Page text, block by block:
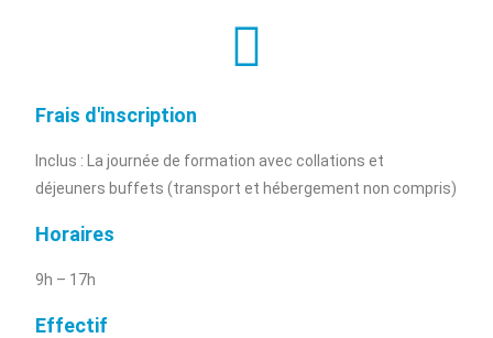
Frais d'inscription
Inclus : La journée de formation avec collations et
déjeuners buffets (transport et hébergement non compris)
Horaires
9h – 17h
Effectif